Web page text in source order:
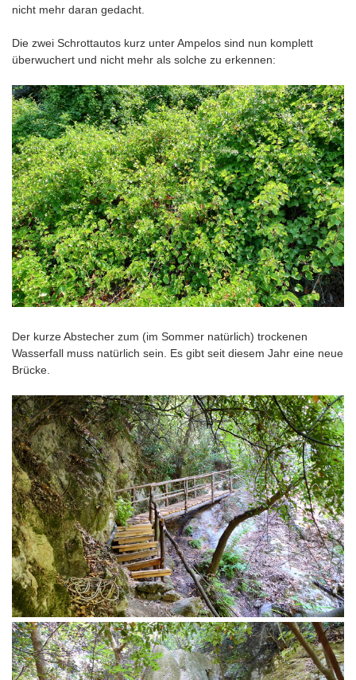
nicht mehr daran gedacht.
Die zwei Schrottautos kurz unter Ampelos sind nun komplett
überwuchert und nicht mehr als solche zu erkennen:
Der kurze Abstecher zum (im Sommer natürlich) trockenen
Wasserfall muss natürlich sein. Es gibt seit diesem Jahr eine neue
Brücke.